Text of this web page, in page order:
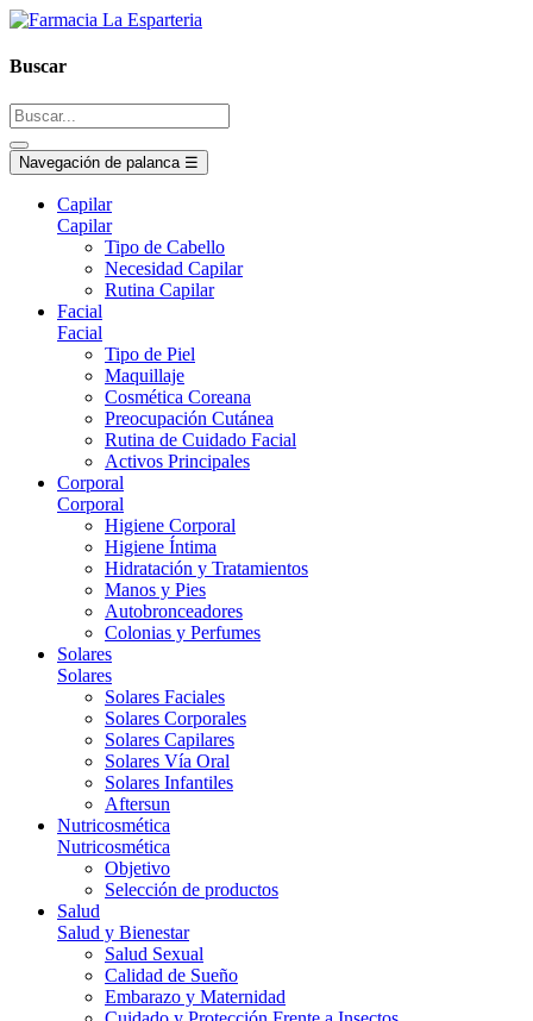
Buscar
Navegación de palanca ☰
Capilar
Capilar
Tipo de Cabello
Necesidad Capilar
Rutina Capilar
Facial
Facial
Tipo de Piel
Maquillaje
Cosmética Coreana
Preocupación Cutánea
Rutina de Cuidado Facial
Activos Principales
Corporal
Corporal
Higiene Corporal
Higiene Íntima
Hidratación y Tratamientos
Manos y Pies
Autobronceadores
Colonias y Perfumes
Solares
Solares
Solares Faciales
Solares Corporales
Solares Capilares
Solares Vía Oral
Solares Infantiles
Aftersun
Nutricosmética
Nutricosmética
Objetivo
Selección de productos
Salud
Salud y Bienestar
Salud Sexual
Calidad de Sueño
Embarazo y Maternidad